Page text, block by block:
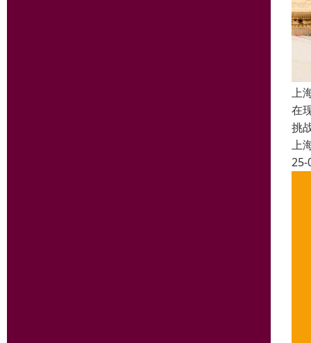
上
在
挑
上
25-